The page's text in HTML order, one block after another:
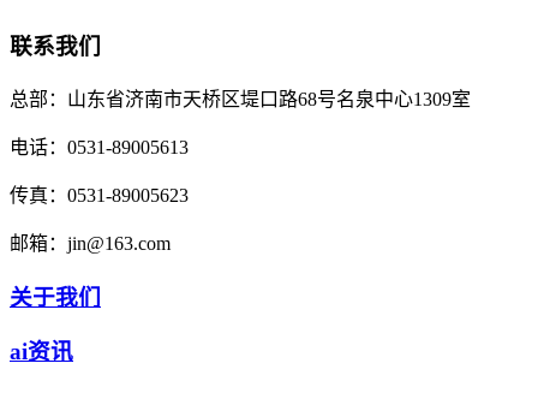
联系我们
总部： 山东省济南市天桥区堤口路68号名泉中心1309室
电话： 0531-89005613
传真： 0531-89005623
邮箱： jin@163.com
关于我们
ai资讯